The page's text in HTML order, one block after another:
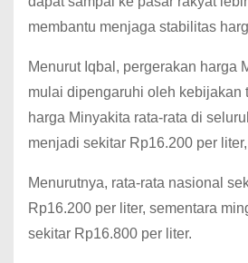
membantu menjaga stabilitas
Menurut Iqbal, pergerakan harga
mulai dipengaruhi oleh kebijakan
harga Minyakita rata-rata di
menjadi sekitar Rp16.200 per
Menurutnya, rata-rata nasional
Rp16.200 per liter, sementara
sekitar Rp16.800 per liter.